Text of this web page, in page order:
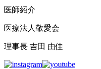
医師紹介
医療法人敬愛会
理事長 吉田 由佳